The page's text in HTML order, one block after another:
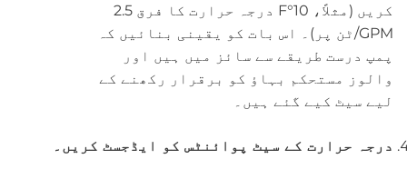
کریں (مثلاً، 10°F درجہ حرارت کا فرق 2.5
GPM/ٹن پر)۔ اس بات کو یقینی بنائیں کہ
پمپ درست طریقے سے سائز میں ہیں اور
والوز مستحکم بہاؤ کو برقرار رکھنے کے
لیے سیٹ کیے گئے ہیں۔
درجہ حرارت کے سیٹ پوائنٹس کو ایڈجسٹ کریں۔